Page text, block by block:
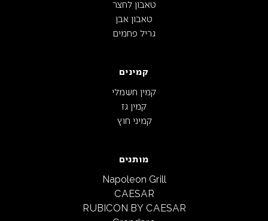
טאבון לחצר
טאבון אבן
גריל פחמים
קמינים
קמין חשמלי
קמין גז
קמיני חוץ
מותגים
Napoleon Grill
CAESAR
RUBICON BY CAESAR